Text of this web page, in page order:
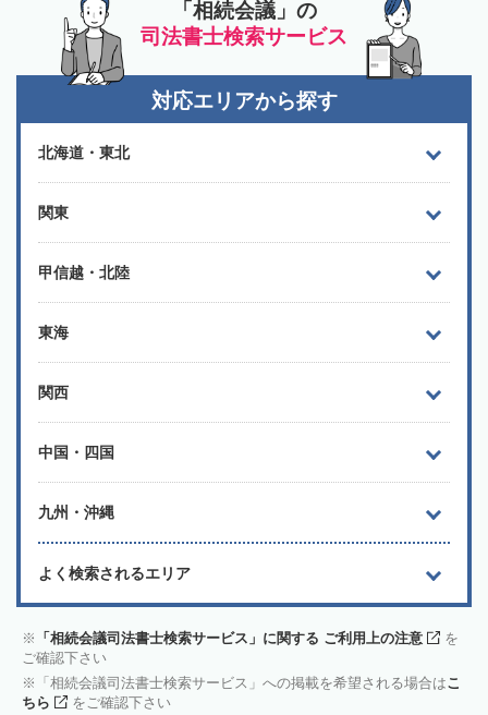
「相続会議」の
司法書士検索サービス
対応エリアから探す
北海道・東北
関東
甲信越・北陸
東海
関西
中国・四国
九州・沖縄
よく検索されるエリア
「相続会議司法書士検索サービス」に関する ご利用上の注意
を
ご確認下さい
「相続会議司法書士検索サービス」への掲載を希望される場合はこ
ちら
をご確認下さい